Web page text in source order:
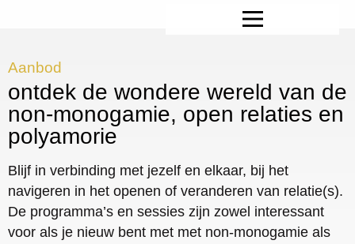
Aanbod
ontdek de wondere wereld van de
non-monogamie, open relaties en
polyamorie
Blijf in verbinding met jezelf en elkaar, bij het
navigeren in het openen of veranderen van relatie(s).
De programma’s en sessies zijn zowel interessant
voor als je nieuw bent met met non-monogamie als